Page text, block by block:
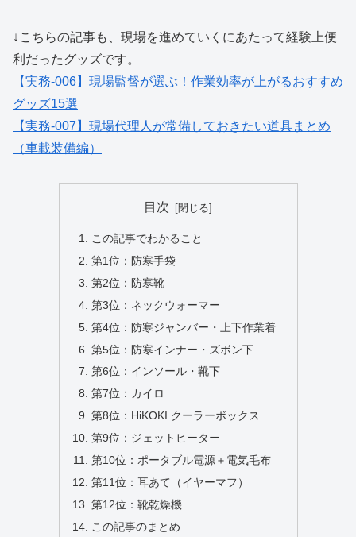
↓こちらの記事も、現場を進めていくにあたって経験上便
利だったグッズです。
【実務-006】現場監督が選ぶ！作業効率が上がるおすすめ
グッズ15選
【実務-007】現場代理人が常備しておきたい道具まとめ
（車載装備編）
目次
この記事でわかること
第1位：防寒手袋
第2位：防寒靴
第3位：ネックウォーマー
第4位：防寒ジャンバー・上下作業着
第5位：防寒インナー・ズボン下
第6位：インソール・靴下
第7位：カイロ
第8位：HiKOKI クーラーボックス
第9位：ジェットヒーター
第10位：ポータブル電源＋電気毛布
第11位：耳あて（イヤーマフ）
第12位：靴乾燥機
この記事のまとめ